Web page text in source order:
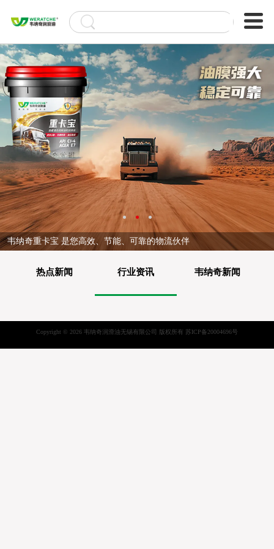
韦纳奇重卡宝 是您高效、节能、可靠的物流伙伴
热点新闻 行业资讯 韦纳奇新闻
Copyright © 2026 韦纳奇润滑油无锡有限公司 版权所有 苏ICP备20004696号